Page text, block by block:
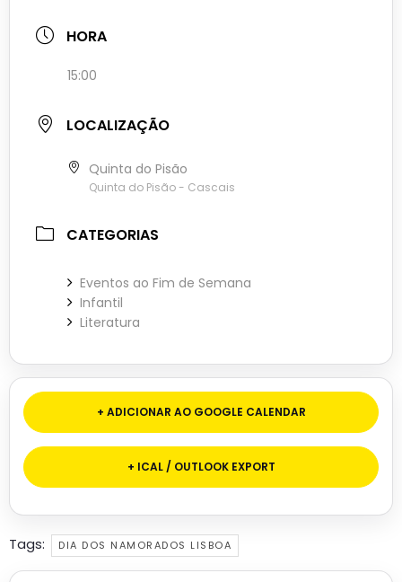
HORA
15:00
LOCALIZAÇÃO
Quinta do Pisão
Quinta do Pisão - Cascais
CATEGORIAS
Eventos ao Fim de Semana
Infantil
Literatura
+ ADICIONAR AO GOOGLE CALENDAR
+ ICAL / OUTLOOK EXPORT
Tags: DIA DOS NAMORADOS LISBOA